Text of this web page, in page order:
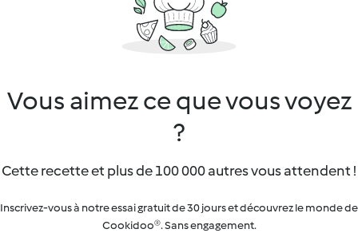
Vous aimez ce que vous voyez
?
Cette recette et plus de 100 000 autres vous attendent !
Inscrivez-vous à notre essai gratuit de 30 jours et découvrez le monde de
Cookidoo®. Sans engagement.